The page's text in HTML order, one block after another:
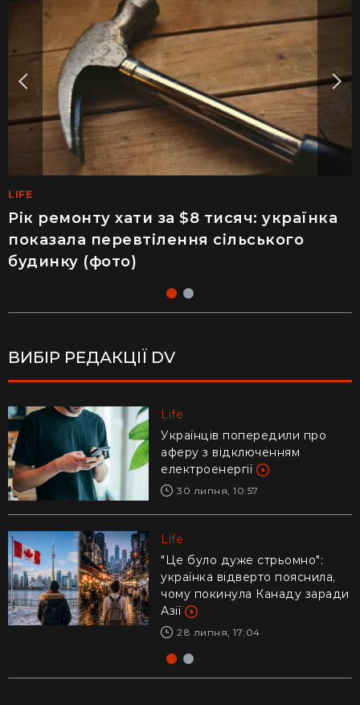
LIFE
Рік ремонту хати за $8 тисяч: українка
показала перевтілення сільського
будинку (фото)
MEDINFO
Майже 2 тисячі отруєнь через салат –
як відвідування популярного
ресторану призвело до госпіталізації
ВИБІР РЕДАКЦІЇ DV
Life
Українців попередили про
аферу з відключенням
електроенергії
30 липня, 10:57
Life
"Це було дуже стрьомно":
українка відверто пояснила,
чому покинула Канаду заради
Азії
28 липня, 17:04
Life
Ледь втримали на руках: у
Дніпрі рибалки витягли з річки
гігантського коропа (відео)
28 липня, 17:47
Life
Драматичне відео із
Каліфорнії: 16-річний ризикнув
життям заради дитини –
реакція Трампа
29 липня, 10:04